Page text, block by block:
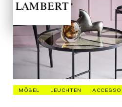
MÖBEL LEUCHTEN